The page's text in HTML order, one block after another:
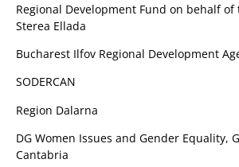
Regional Development Fund on behalf of
Sterea Ellada
Bucharest Ilfov Regional Development
SODERCAN
Region Dalarna
DG Women Issues and Gender Equality,
Cantabria